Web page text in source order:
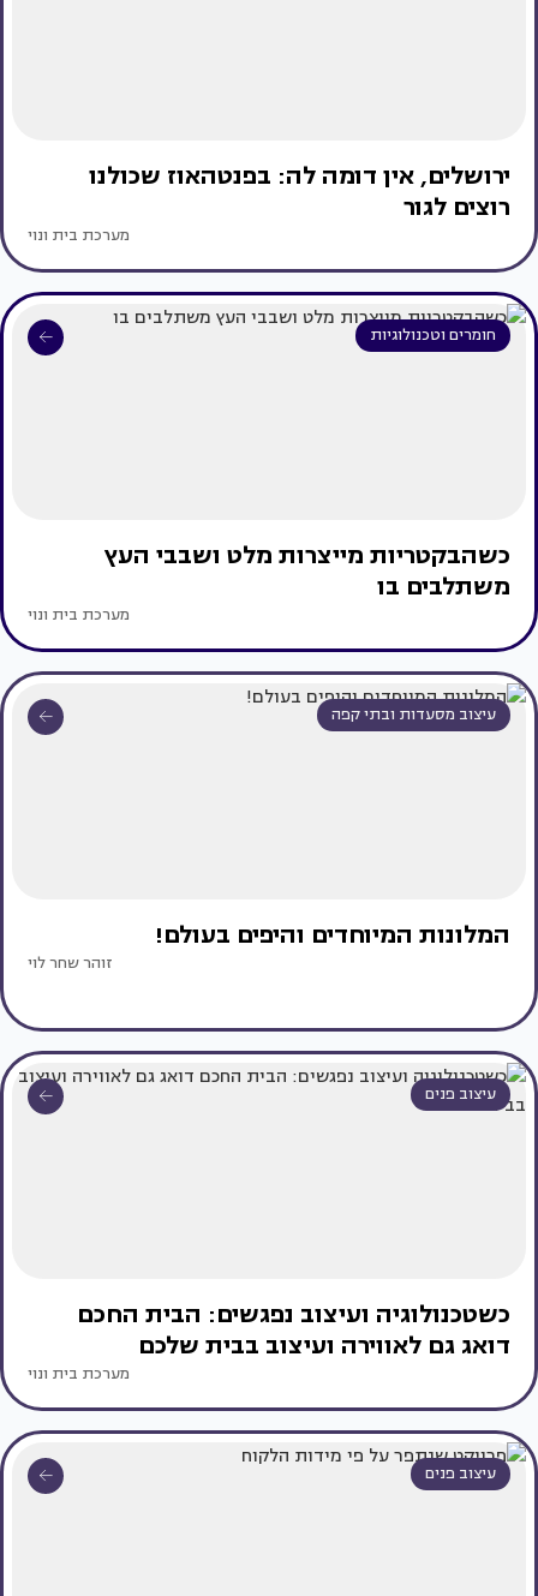
ירושלים, אין דומה לה: בפנטהאוז שכולנו
רוצים לגור
מערכת בית ונוי
חומרים וטכנולוגיות
כשהבקטריות מייצרות מלט ושבבי העץ
משתלבים בו
מערכת בית ונוי
עיצוב מסעדות ובתי קפה
המלונות המיוחדים והיפים בעולם!
זוהר שחר לוי
עיצוב פנים
כשטכנולוגיה ועיצוב נפגשים: הבית החכם
דואג גם לאווירה ועיצוב בבית שלכם
מערכת בית ונוי
עיצוב פנים